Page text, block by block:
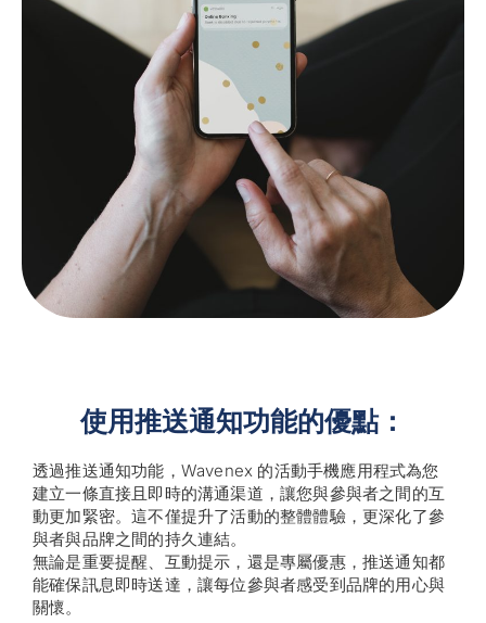
使用推送通知功能的優點：
透過推送通知功能，Wavenex 的活動手機應用程式為您
建立一條直接且即時的溝通渠道，讓您與參與者之間的互
動更加緊密。這不僅提升了活動的整體體驗，更深化了參
與者與品牌之間的持久連結。
無論是重要提醒、互動提示，還是專屬優惠，推送通知都
能確保訊息即時送達，讓每位參與者感受到品牌的用心與
關懷。